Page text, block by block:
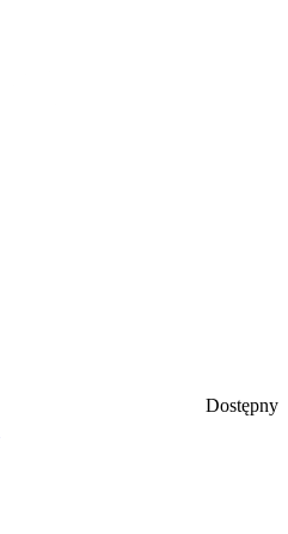
Dostępny